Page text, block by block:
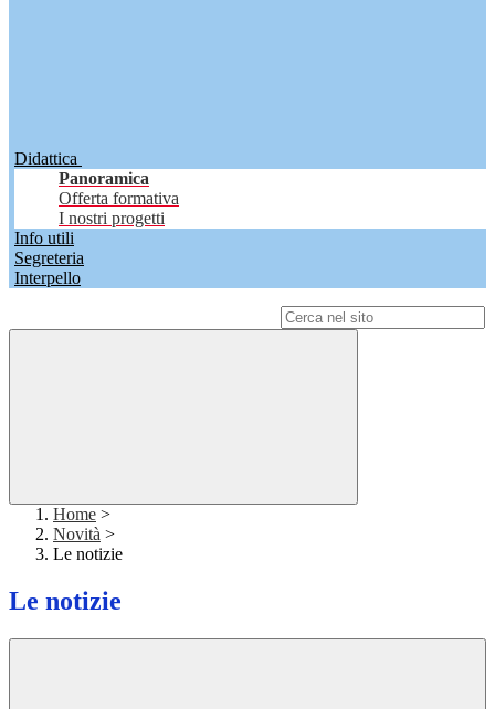
Didattica
Panoramica
Offerta formativa
I nostri progetti
Info utili
Segreteria
Interpello
Home >
Novità >
Le notizie
Le notizie